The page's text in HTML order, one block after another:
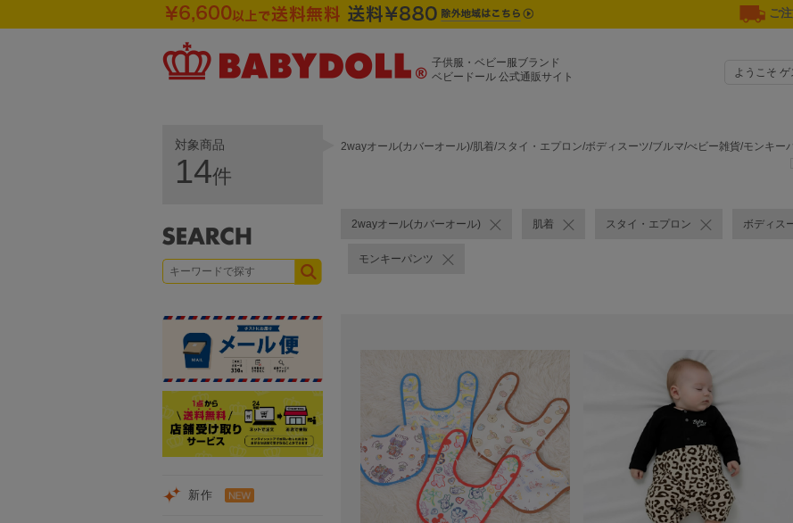
ご
子供服・ベビー服ブランド
ベビードール 公式通販サイト
ようこそ ゲ
2wayオール(カバーオール)/肌着/スタイ・エプロン/ボディスーツ/ブルマ/べビー雑貨/モンキー
2wayオール(カバーオール) 肌着 スタイ・エプロン ボディス
モンキーパンツ
対象商品
14件
新作